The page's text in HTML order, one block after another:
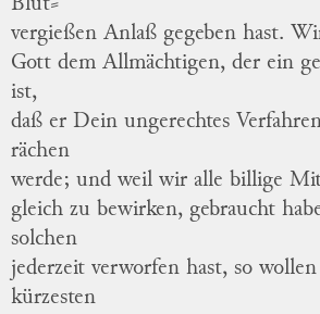
Blut⸗
vergießen Anlaß gegeben hast.
Gott dem Allmächtigen, der ein
ist,
daß er Dein ungerechtes
rächen
werde; und weil wir alle billige
gleich zu bewirken, gebraucht
solchen
jederzeit verworfen hast, so
kürzesten